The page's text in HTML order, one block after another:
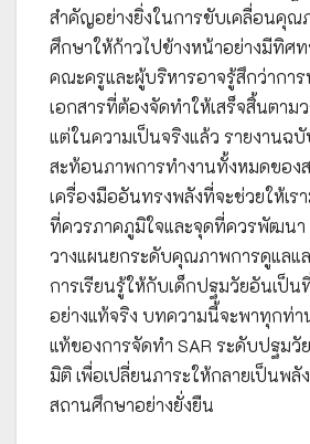
สำคัญอย่างยิ่งในการขับเคลื่อนคุณ
ศึกษาให้ก้าวไปข้างหน้าอย่างมีทิศท
คณะครูและผู้บริหารอาจรู้สึกว่าการ
เอกสารที่ต้องจัดทำให้เสร็จสิ้นตาม
แต่ในความเป็นจริงแล้ว รายงานฉ
สะท้อนภาพการทำงานทั้งหมดของ
เครื่องมืออันทรงพลังที่จะช่วยให้เร
ที่ควรภาคภูมิใจและจุดที่ควรพัฒนา
วางแผนยกระดับคุณภาพการดูแลแ
การเรียนรู้ให้กับเด็กปฐมวัยอันเป็น
อย่างแท้จริง บทความนี้จะพาทุกท่า
แท้ของการจัดทำ SAR ระดับปฐมวั
มิติ เพื่อเปลี่ยนภาระให้กลายเป็นพ
สถานศึกษาอย่างยั่งยืน